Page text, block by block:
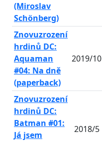
(Miroslav
Schönberg)
Znovuzrození
hrdinů DC:
Aquaman
#04: Na dně
(paperback)
2019/10
Znovuzrození
hrdinů DC:
Batman #01:
Já jsem
2018/5